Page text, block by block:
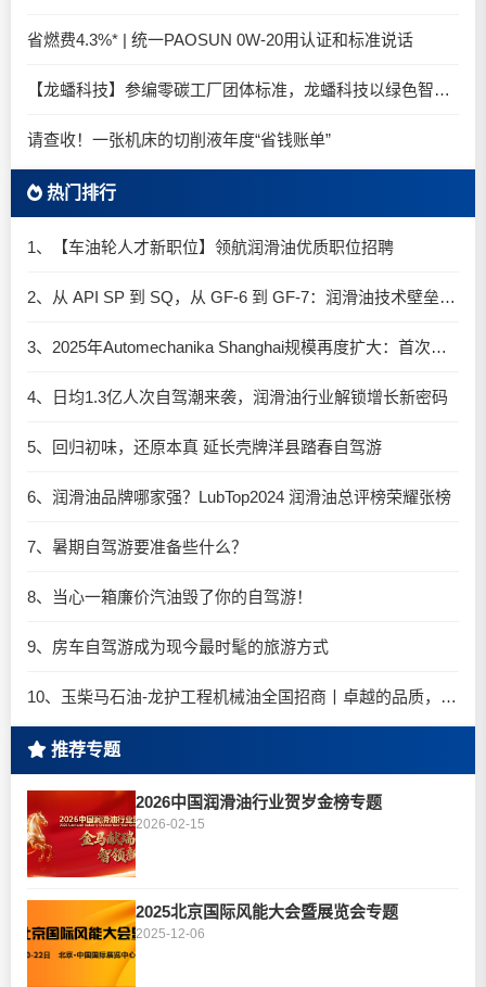
省燃费4.3%* | 统一PAOSUN 0W-20用认证和标准说话
【龙蟠科技】参编零碳工厂团体标准，龙蟠科技以绿色智造锚定零碳未来
请查收！一张机床的切削液年度“省钱账单”
热门排行
1、【车油轮人才新职位】领航润滑油优质职位招聘
2、从 API SP 到 SQ，从 GF-6 到 GF-7：润滑油技术壁垒再升高，你准备好了吗？
3、2025年Automechanika Shanghai规模再度扩大：首次启用国家会展中心（上海）全部15个展馆
4、日均1.3亿人次自驾潮来袭，润滑油行业解锁增长新密码​
5、回归初味，还原本真 延长壳牌洋县踏春自驾游
6、润滑油品牌哪家强？LubTop2024 润滑油总评榜荣耀张榜
7、暑期自驾游要准备些什么？
8、当心一箱廉价汽油毁了你的自驾游！
9、房车自驾游成为现今最时髦的旅游方式
10、玉柴马石油-龙护工程机械油全国招商丨卓越的品质，专业的品牌！
推荐专题
2026中国润滑油行业贺岁金榜专题
2026-02-15
2025北京国际风能大会暨展览会专题
2025-12-06